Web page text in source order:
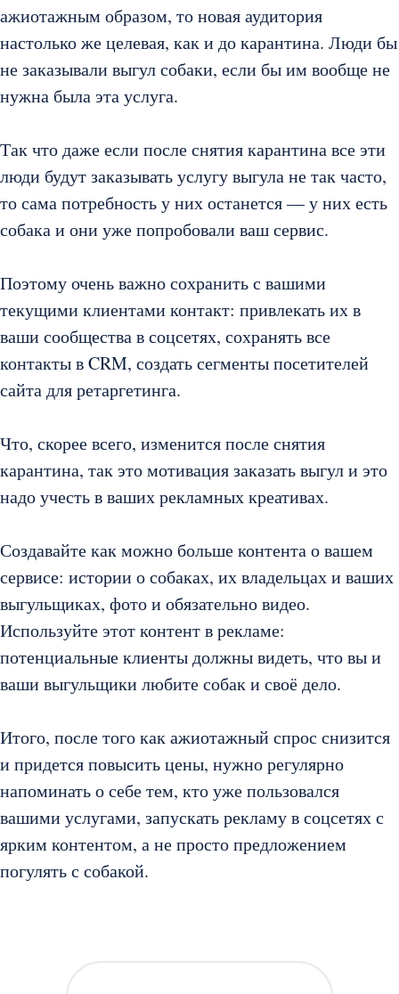
ажиотажным образом, то новая аудитория
настолько же целевая, как и до карантина. Люди бы
не заказывали выгул собаки, если бы им вообще не
нужна была эта услуга.
Так что даже если после снятия карантина все эти
люди будут заказывать услугу выгула не так часто,
то сама потребность у них останется — у них есть
собака и они уже попробовали ваш сервис.
Поэтому очень важно сохранить с вашими
текущими клиентами контакт: привлекать их в
ваши сообщества в соцсетях, сохранять все
контакты в CRM, создать сегменты посетителей
сайта для ретаргетинга.
Что, скорее всего, изменится после снятия
карантина, так это мотивация заказать выгул и это
надо учесть в ваших рекламных креативах.
Создавайте как можно больше контента о вашем
сервисе: истории о собаках, их владельцах и ваших
выгульщиках, фото и обязательно видео.
Используйте этот контент в рекламе:
потенциальные клиенты должны видеть, что вы и
ваши выгульщики любите собак и своё дело.
Итого, после того как ажиотажный спрос снизится
и придется повысить цены, нужно регулярно
напоминать о себе тем, кто уже пользовался
вашими услугами, запускать рекламу в соцсетях с
ярким контентом, а не просто предложением
погулять с собакой.